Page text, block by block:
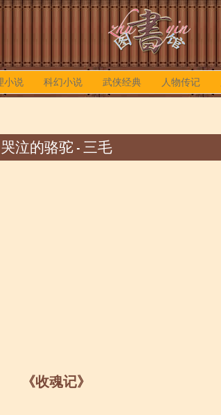
小说 科幻小说 武侠经典 人物传记
哭泣的骆驼 - 三毛
《收魂记》